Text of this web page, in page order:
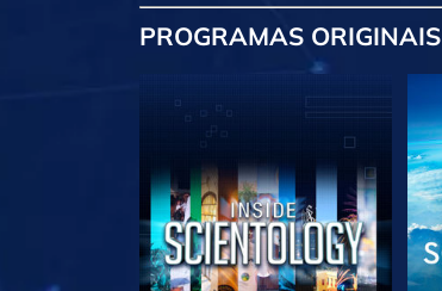
PROGRAMAS ORIGINAIS